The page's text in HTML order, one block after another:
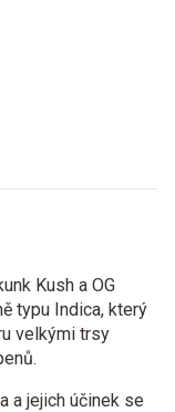
Kush a OG
typu Indica, který
velkými trsy
a jejich účinek se